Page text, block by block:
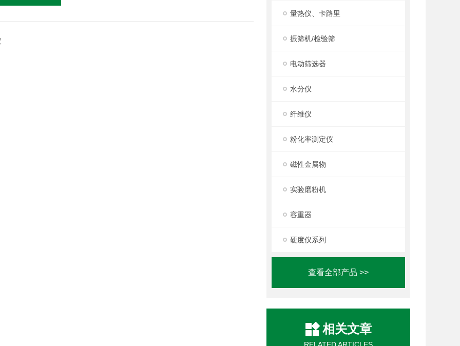
量热仪、卡路里
振筛机/检验筛
电动筛选器
水分仪
纤维仪
粉化率测定仪
磁性金属物
实验磨粉机
容重器
硬度仪系列
查看全部产品 >>
相关文章